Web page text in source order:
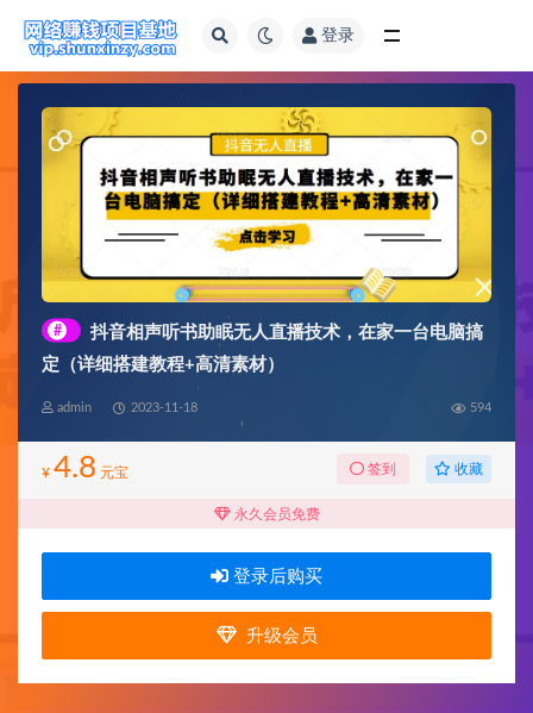
登录
#
抖音相声听书助眠无人直播技术，在家一台电脑搞
定（详细搭建教程+高清素材）
admin 2023-11-18 594
¥ 4.8 元宝 签到 收藏
永久会员免费
登录后购买
升级会员